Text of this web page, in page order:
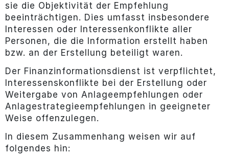
sie die Objektivität der Empfehlung
beeinträchtigen. Dies umfasst insbesondere
Interessen oder Interessenkonflikte aller
Personen, die die Information erstellt haben
bzw. an der Erstellung beteiligt waren.
Der Finanzinformationsdienst ist verpflichtet,
Interessenskonflikte bei der Erstellung oder
Weitergabe von Anlageempfehlungen oder
Anlagestrategieempfehlungen in geeigneter
Weise offenzulegen.
In diesem Zusammenhang weisen wir auf
folgendes hin: